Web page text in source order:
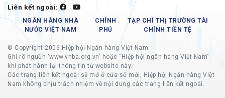
Liên kết ngoài:
NGÂN HÀNG NHÀ
NƯỚC VIỆT NAM
CHÍNH
PHỦ
TẠP CHÍ THỊ TRƯỜNG TÀI
CHÍNH TIỀN TỆ
© Copyright 2006 Hiệp hội Ngân hàng Việt Nam.
Ghi rõ nguồn 'www.vnba.org.vn' hoặc "Hiệp hội ngân hàng Việt Nam"
khi phát hành lại thông tin từ website này.
Các trang liên kết ngoài sẽ mở ở cửa sổ mới, Hiệp hội Ngân hàng Việt
Nam không chịu trách nhiệm về nội dung các trang liên kết ngoài.